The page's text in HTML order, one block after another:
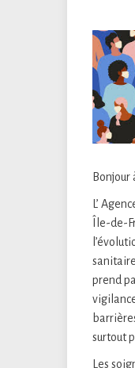
Bonjour
L’
Île-de-
prend
surtout
Les